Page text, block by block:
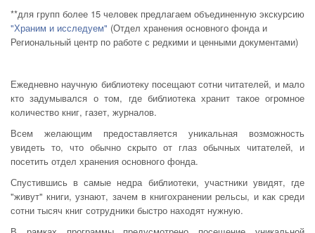
**для групп более 15 человек предлагаем объединенную экскурсию
"Храним и исследуем" (Отдел хранения основного фонда и
Региональный центр по работе с редкими и ценными документами)
Ежедневно научную библиотеку посещают сотни читателей, и мало
кто задумывался о том, где библиотека хранит такое огромное
количество книг, газет, журналов.
Всем желающим предоставляется уникальная возможность
увидеть то, что обычно скрыто от глаз обычных читателей, и
посетить отдел хранения основного фонда.
Спустившись в самые недра библиотеки, участники увидят, где
"живут" книги, узнают, зачем в книгохранении рельсы, и как среди
сотни тысяч книг сотрудники быстро находят нужную.